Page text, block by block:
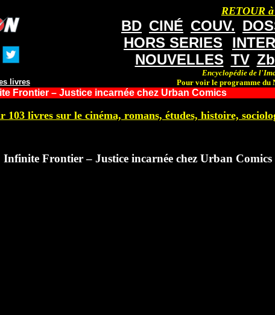
livres
RETOUR
BD CINÉ COUV.
HORS SERIES
NOUVELLES TV
Encyclopédie de
Pour voir le programme du
Frontier – Justice incarnée chez Urban Comics
103 livres sur le cinéma, romans, études, histoire,
Infinite Frontier – Justice incarnée chez Urban Comics